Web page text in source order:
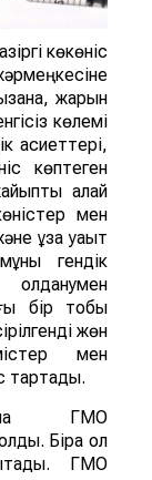
көкөніс
жарқын
көлемі
қасиеттері,
көптеген
қалай
мен
ұзақ уақыт
гендік
бір тобы
жөн
мен
тартады.
ГМО
Бірақ ол
ГМО